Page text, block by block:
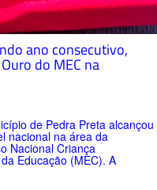
ano consecutivo,
do MEC na
de Pedra Preta alcançou
nacional na área da
Nacional Criança
Educação (MEC). A